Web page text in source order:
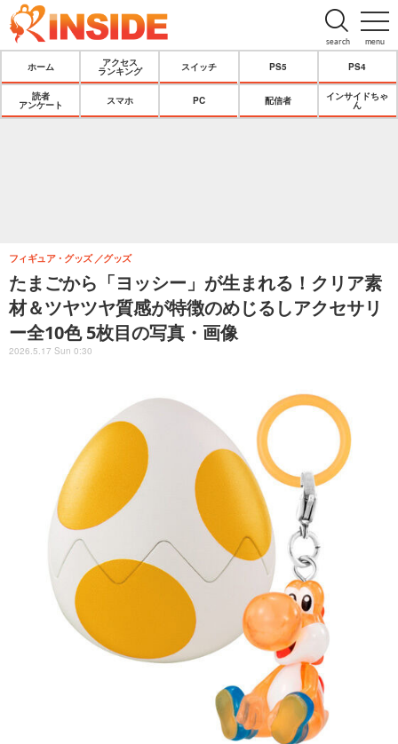
menu
search
ホーム
アクセス
ランキング
スイッチ PS5 PS4
読者
アンケート
スマホ PC 配信者
インサイドちゃ
ん
たまごから「ヨッシー」が生まれる！クリア素
材＆ツヤツヤ質感が特徴のめじるしアクセサリ
ー全10色 5枚目の写真・画像
フィギュア・グッズ グッズ
2026.5.17 Sun 0:30